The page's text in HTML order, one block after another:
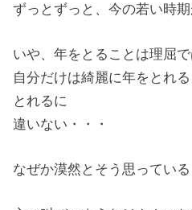
ずっとずっと、今の若い時
いや、年をとることは理屈で
自分だけは綺麗に年をとれ
とれるに
違いない・・・
なぜか漠然とそう思っている